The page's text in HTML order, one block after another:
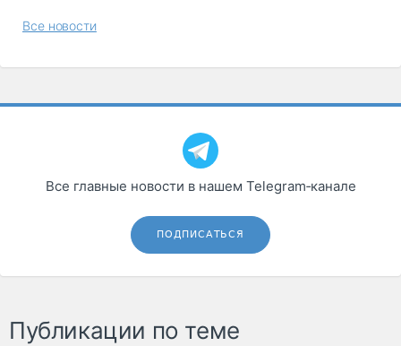
Все новости
Все главные новости в нашем Telegram‑канале
ПОДПИСАТЬСЯ
Публикации по теме